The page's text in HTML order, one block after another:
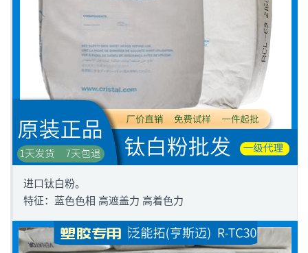
进口钛白粉。
特征：蓝色色相 高遮盖力 高着色力